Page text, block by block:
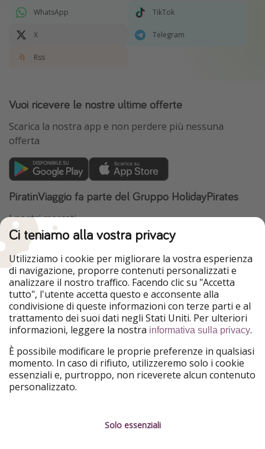
WhatsApp TikTok
X Telegram
Rss
Vuoi ricevere le nostre ultime offerte
Scarica la nostra app e non perdere più nessuna
offerta
PiratinViaggio fa parte del Gruppo HolidayPirates
I nostri mercati
HolidayPirates
VakantiePiraten
WakacyjniPiraci
Ferienpiraten
Urlaubspiraten
Urlaubspiraten
ViajerosPiratas
TravelPirates
Il nostro gruppo
HolidayPirates Group
Conoscici meglio
Chi siamo
Lavora con noi
Informazioni legali
Termini d' Uso
Ci teniamo alla vostra privacy
Utilizziamo i cookie per migliorare la vostra esperienza
di navigazione, proporre contenuti personalizzati e
analizzare il nostro traffico. Facendo clic su "Accetta
tutto", l'utente accetta questo e acconsente alla
condivisione di queste informazioni con terze parti e al
trattamento dei suoi dati negli Stati Uniti. Per ulteriori
informazioni, leggere la nostra informativa sulla privacy.
È possibile modificare le proprie preferenze in qualsiasi
momento. In caso di rifiuto, utilizzeremo solo i cookie
essenziali e, purtroppo, non riceverete alcun contenuto
personalizzato.
Solo essenziali